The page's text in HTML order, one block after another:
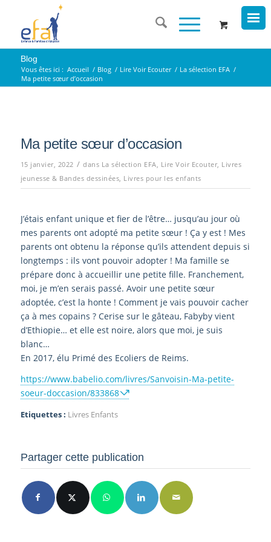
Blog
Vous êtes ici : Accueil / Blog / Lire Voir Ecouter / La sélection EFA /
Ma petite sœur d’occasion
Ma petite sœur d’occasion
15 janvier, 2022 / dans La sélection EFA, Lire Voir Ecouter, Livres
jeunesse & Bandes dessinées, Livres pour les enfants
J’étais enfant unique et fier de l’être… jusqu’au jour où
mes parents ont adopté ma petite sœur ! Ça y est ! Mes
parents ont obtenu la réponse qu’ils attendent depuis si
longtemps : ils vont pouvoir adopter ! Ma famille se
prépare donc à accueillir une petite fille. Franchement,
moi, je m’en serais passé. Avoir une petite sœur
adoptée, c’est la honte ! Comment je vais pouvoir cacher
ça à mes copains ? Cerise sur le gâteau, Fabyby vient
d’Ethiopie… et elle est noire, alors que moi, je suis
blanc…
En 2017, élu Primé des Ecoliers de Reims.
https://www.babelio.com/livres/Sanvoisin-Ma-petite-
soeur-doccasion/833868
Etiquettes : Livres Enfants
Partager cette publication